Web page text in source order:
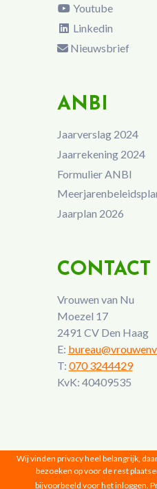
Youtube
Linkedin
Nieuwsbrief
ANBI
Jaarverslag 2024
Jaarrekening 2024
Formulier ANBI
Jaarplan 2026
CONTACT
Vrouwen van Nu
Moezel 17
2491 CV Den Haag
E:
T: 070 3244429
KvK: 40409535
Vrouwen van Nu ©
Wij vinden privacy heel belangrijk,
bezoeken op voor de rest
bijvoorbeeld voor het inloggen.